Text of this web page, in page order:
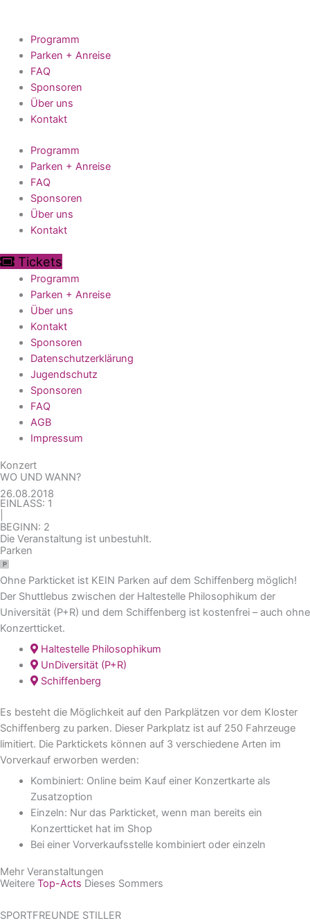
springenProgramm
Parken + Anreise
FAQ
Sponsoren
Über uns
Kontakt
Programm
Parken + Anreise
FAQ
Sponsoren
Über uns
Kontakt
Tickets
Programm
Parken + Anreise
Über uns
Kontakt
Sponsoren
Datenschutzerklärung
Jugendschutz
Sponsoren
FAQ
AGB
Impressum
Konzert
WO UND WANN?
26.08.2018
EINLASS: 1
BEGINN: 2
Die Veranstaltung ist unbestuhlt.
Parken
Ohne Parkticket ist KEIN Parken auf dem Schiffenberg möglich!
Der Shuttlebus zwischen der Haltestelle Philosophikum der
Universität (P+R) und dem Schiffenberg ist kostenfrei – auch ohne
Konzertticket.
Haltestelle Philosophikum
UnDiversität (P+R)
Schiffenberg
Es besteht die Möglichkeit auf den Parkplätzen vor dem Kloster
Schiffenberg zu parken. Dieser Parkplatz ist auf 250 Fahrzeuge
limitiert. Die Parktickets können auf 3 verschiedene Arten im
Vorverkauf erworben werden:
Kombiniert: Online beim Kauf einer Konzertkarte als
Zusatzoption
Einzeln: Nur das Parkticket, wenn man bereits ein
Konzertticket hat im Shop
Bei einer Vorverkaufsstelle kombiniert oder einzeln
Mehr Veranstaltungen
Weitere Top-Acts Dieses Sommers
SPORTFREUNDE STILLER